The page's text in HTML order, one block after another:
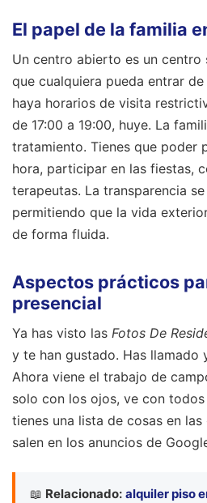
El papel de la familia
Un centro abierto es un centro
que cualquiera pueda entrar
haya horarios de visita
de 17:00 a 19:00, huye. La
tratamiento. Tienes que poder
hora, participar en las fiestas,
terapeutas. La transparencia
permitiendo que la vida
de forma fluida.
Aspectos prácticos
presencial
Ya has visto las Fotos De
y te han gustado. Has llamado
Ahora viene el trabajo de
solo con los ojos, ve con
tienes una lista de cosas en
salen en los anuncios de
📖 Relacionado: alquiler piso